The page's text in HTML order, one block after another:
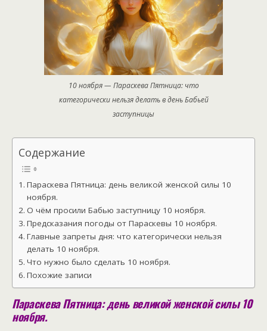
10 ноября — Параскева Пятница: что
категорически нельзя делать в день Бабьей
заступницы
Содержание
Параскева Пятница: день великой женской силы 10
ноября.
О чём просили Бабью заступницу 10 ноября.
Предсказания погоды от Параскевы 10 ноября.
Главные запреты дня: что категорически нельзя
делать 10 ноября.
Что нужно было сделать 10 ноября.
Похожие записи
Параскева Пятница: день великой женской силы 10
ноября.